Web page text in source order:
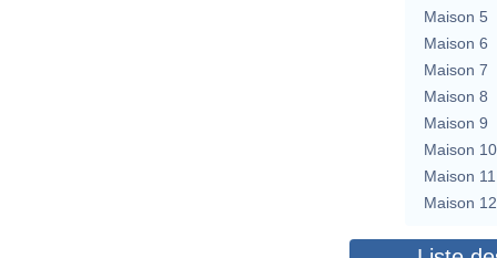
Maison 5
Maison 6
Maison 7
Maison 8
Maison 9
Maison 10
Maison 11
Maison 12